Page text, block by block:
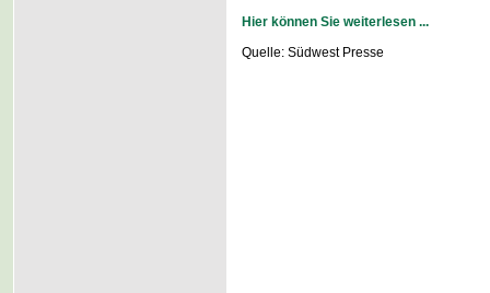
Hier können Sie weiterlesen ...
Quelle: Südwest Presse